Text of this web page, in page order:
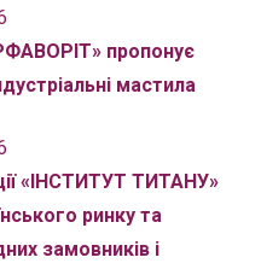
пропонує
мастила
«ІНСТИТУТ ТИТАНУ»
ринку та
замовників і